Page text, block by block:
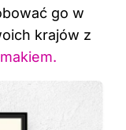
go w
krajów z